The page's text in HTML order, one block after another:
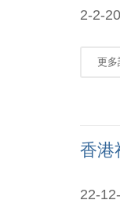
2-2-
更多
香港
22-